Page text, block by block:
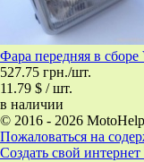
Фара передняя в
527.75 грн./шт.
11.79 $ / шт.
в наличии
© 2016 - 2026
Пожаловаться на
Создать свой интернет